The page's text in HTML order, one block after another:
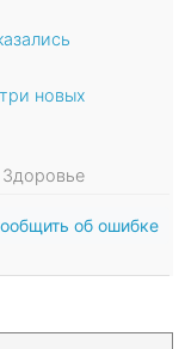
новых
об ошибке